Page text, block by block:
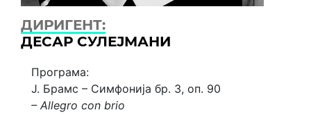
ДИРИГЕНТ:
ДЕСАР СУЛЕЈМАНИ
Програма:
Ј. Брамс – Симфонија бр. 3, оп. 90
– Allegro con brio